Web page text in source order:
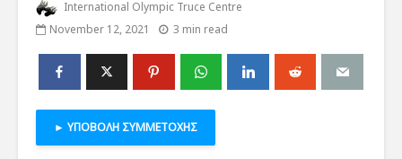
International Olympic Truce Centre
November 12, 2021
3 min read
► ΥΠΟΒΟΛΗ ΣΥΜΜΕΤΟΧΗΣ